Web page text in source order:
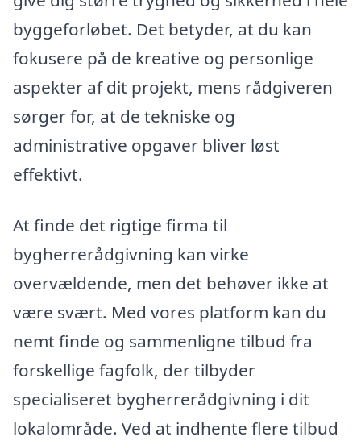
byggeforløbet. Det betyder, at du kan
fokusere på de kreative og personlige
aspekter af dit projekt, mens rådgiveren
sørger for, at de tekniske og
administrative opgaver bliver løst
effektivt.
At finde det rigtige firma til
bygherrerådgivning kan virke
overvældende, men det behøver ikke at
være svært. Med vores platform kan du
nemt finde og sammenligne tilbud fra
forskellige fagfolk, der tilbyder
specialiseret bygherrerådgivning i dit
lokalområde. Ved at indhente flere tilbud